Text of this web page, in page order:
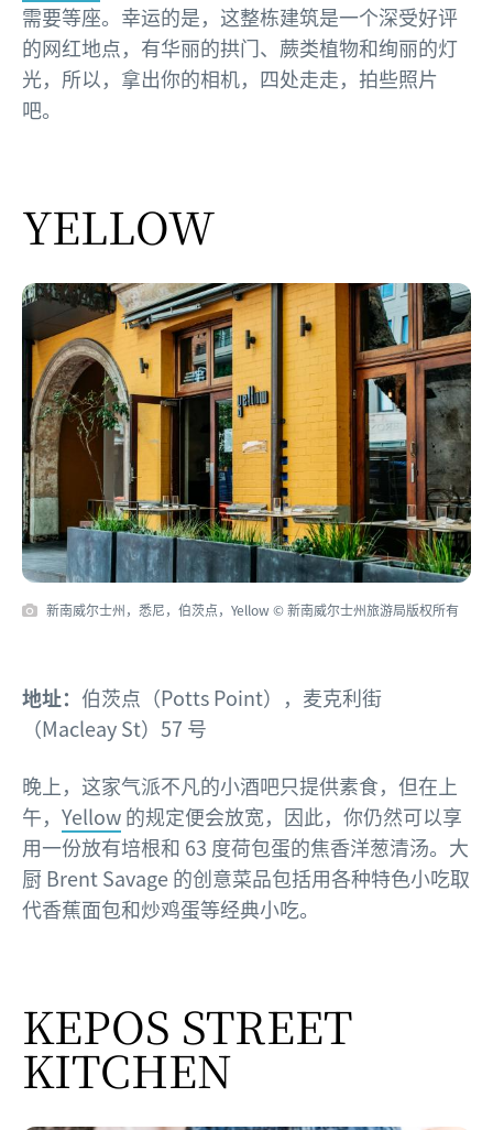
需要等座。幸运的是，这整栋建筑是一个深受好评
的网红地点，有华丽的拱门、蕨类植物和绚丽的灯
光，所以，拿出你的相机，四处走走，拍些照片
吧。
YELLOW
新南威尔士州，悉尼，伯茨点，Yellow © 新南威尔士州旅游局版权所有
地址： 伯茨点（Potts Point），麦克利街
（Macleay St）57 号
晚上，这家气派不凡的小酒吧只提供素食，但在上
午， Yellow的规定便会放宽，因此，你仍然可以享
用一份放有培根和 63 度荷包蛋的焦香洋葱清汤。大
厨 Brent Savage 的创意菜品包括用各种特色小吃取
代香蕉面包和炒鸡蛋等经典小吃。
KEPOS STREET
KITCHEN